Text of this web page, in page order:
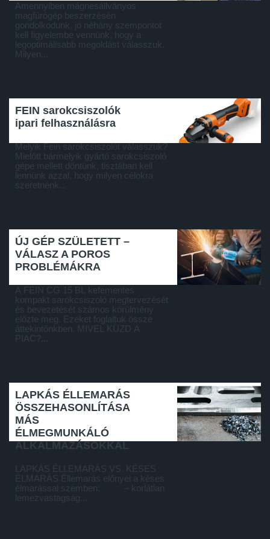
Amennyiben mágnesállványos
magfúrógép beszerzésén
gondolkodunk, jó néhány szempontot
kell figyelembe vennünk, hogy a
legoptimálisabb megoldást válasszuk.
Milyen...
FEIN sarokcsiszolók
ipari felhasználásra
Melyik Fein sarokcsiszolót válasszuk?
Mielőtt bármelyik gyártó sarokcsiszoló
gépe mellett döntünk, tisztában kell
lennünk azzal, hogy milyen célokra
szeretnénk...
ÚJ GÉP SZÜLETETT –
VÁLASZ A POROS
PROBLÉMÁKRA
A FEIN CG 15 BL kefementes
kompakt sarokcsiszoló megtervezését
és bevezetését számos körülmény
előzte meg. Ezeket foglaltuk össze
áttekintőnkben. MIVEL KÜZD A
PIAC?...
LAPKÁS ÉLLEMARÁS
ÖSSZEHASONLÍTÁSA
MÁS
ÉLMEGMUNKÁLÓ
ALKALMAZÁSOKKAL
LAPKÁS ÉLLEMARÁS VS. KÉSES
ÉLMARÁS Éllemarás előnyei a késes
élmarással szemben: – korlátlan
lemezvastagság...